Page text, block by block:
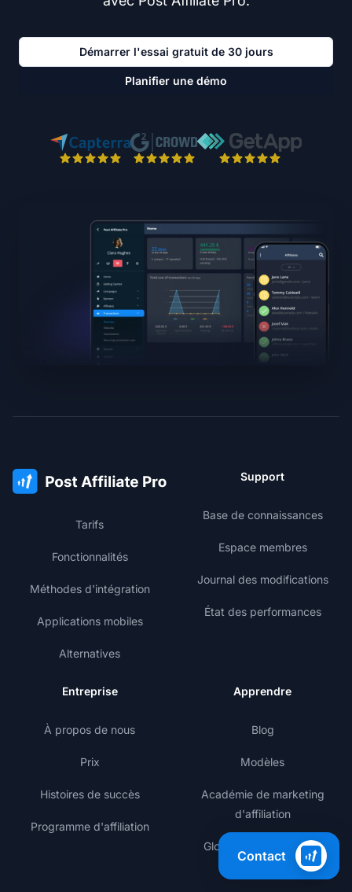
Démarrer l'essai gratuit de 30 jours
Planifier une démo
Tarifs
Fonctionnalités
Méthodes d'intégration
Applications mobiles
Alternatives
Support
Base de connaissances
Espace membres
Journal des modifications
État des performances
Entreprise
À propos de nous
Prix
Histoires de succès
Programme d'affiliation
Apprendre
Blog
Modèles
Académie de marketing
d'affiliation
Glossaire du marketing
d'affiliation
Contact